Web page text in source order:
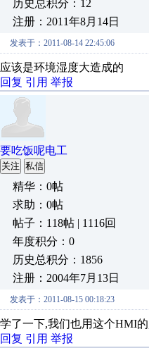
历史总积分：12
注册：2011年8月14日
发表于：2011-08-14 22:45:06
应该是环境湿度大造成的
回复 引用 举报
要吃饭呢电工
关注 私信
精华：0帖
求助：0帖
帖子：118帖 | 1116回
年度积分：0
历史总积分：1856
注册：2004年7月13日
发表于：2011-08-15 00:18:23
学了一下,我们也用这个HMI
回复 引用 举报